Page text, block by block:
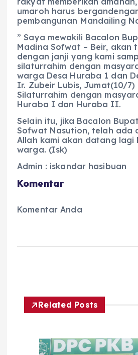
umaroh harus
pembangunan Mandailing
” Saya mewakili Bacalon
Madina Sofwat – Beir, akan
dengan janji yang kami
silaturrahim dengan
warga Desa Huraba 1 dan
Ir. Zubeir Lubis, Jumat(10/
Silaturrahim dengan
Huraba I dan Huraba II.
Selain itu, jika Bacalon
Sofwat Nasution, telah ada
Allah kami akan datang lagi
warga. (Isk)
Admin : iskandar hasibuan
Komentar
Komentar Anda
Related Posts